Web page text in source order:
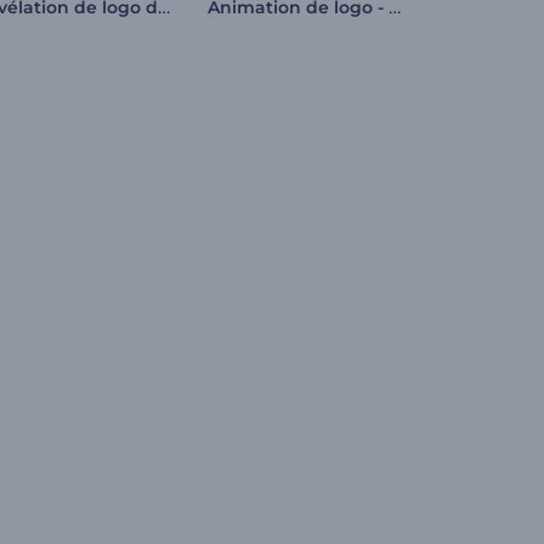
Révélation de logo de Clean Forming Animation de logo - Néons lumineux